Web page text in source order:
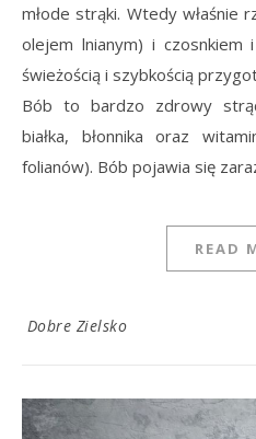
młode strąki. Wtedy właśnie
olejem lnianym) i
świeżością i szybkością
Bób to bardzo zdrowy
białka, błonnika oraz
folianów). Bób pojawia się
READ
Dobre Zielsko